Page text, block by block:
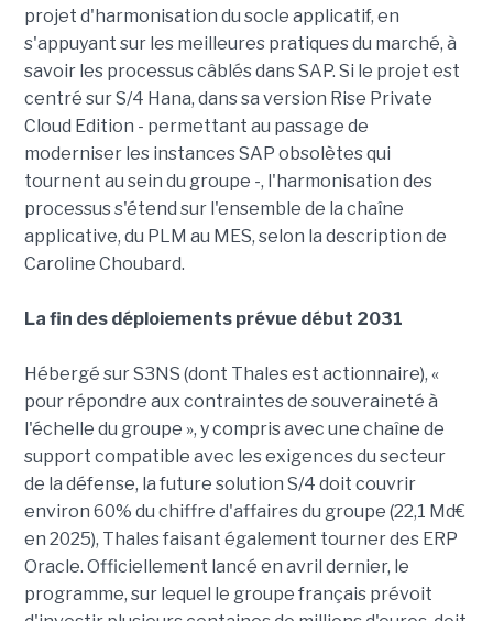
projet d'harmonisation du socle applicatif, en
s'appuyant sur les meilleures pratiques du marché, à
savoir les processus câblés dans SAP. Si le projet est
centré sur S/4 Hana, dans sa version Rise Private
Cloud Edition - permettant au passage de
moderniser les instances SAP obsolètes qui
tournent au sein du groupe -, l'harmonisation des
processus s'étend sur l'ensemble de la chaîne
applicative, du PLM au MES, selon la description de
Caroline Choubard.
La fin des déploiements prévue début 2031
Hébergé sur S3NS (dont Thales est actionnaire), «
pour répondre aux contraintes de souveraineté à
l'échelle du groupe », y compris avec une chaîne de
support compatible avec les exigences du secteur
de la défense, la future solution S/4 doit couvrir
environ 60% du chiffre d'affaires du groupe (22,1 Md€
en 2025), Thales faisant également tourner des ERP
Oracle. Officiellement lancé en avril dernier, le
programme, sur lequel le groupe français prévoit